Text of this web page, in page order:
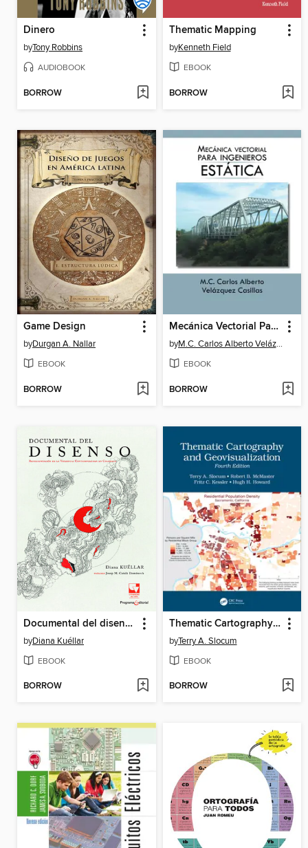
Dinero
byTony Robbins
AUDIOBOOK
BORROW
Thematic Mapping
byKenneth Field
EBOOK
BORROW
Game Design
byDurgan A. Nallar
EBOOK
BORROW
Mecánica Vectorial Para Ingenieros (Estática)
by M.C. Carlos Alberto Velázquez Casillas
EBOOK
BORROW
Documental del disenso
byDiana Kuéllar
EBOOK
BORROW
Thematic Cartography and Geovisualization
byTerry A. Slocum
EBOOK
BORROW